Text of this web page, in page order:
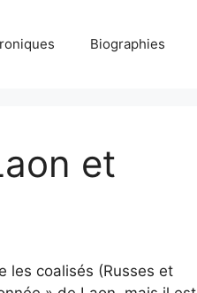
Biographies
et
les coalisés (Russes et